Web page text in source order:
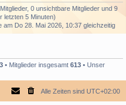
0 unsichtbare Mitglieder und 9
letzten 5 Minuten)
am Do 28. Mai 2026, 10:37 gleichzeitig
• Mitglieder insgesamt 613 • Unser
Alle Zeiten sind UTC+02:00